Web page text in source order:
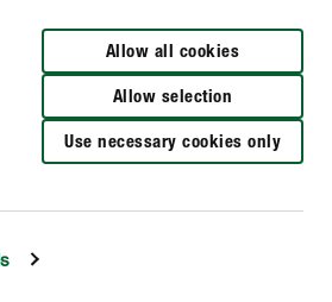
Allow all cookies
Allow selection
Use necessary cookies only